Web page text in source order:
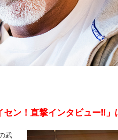
セン！直撃インタビュー!!
武